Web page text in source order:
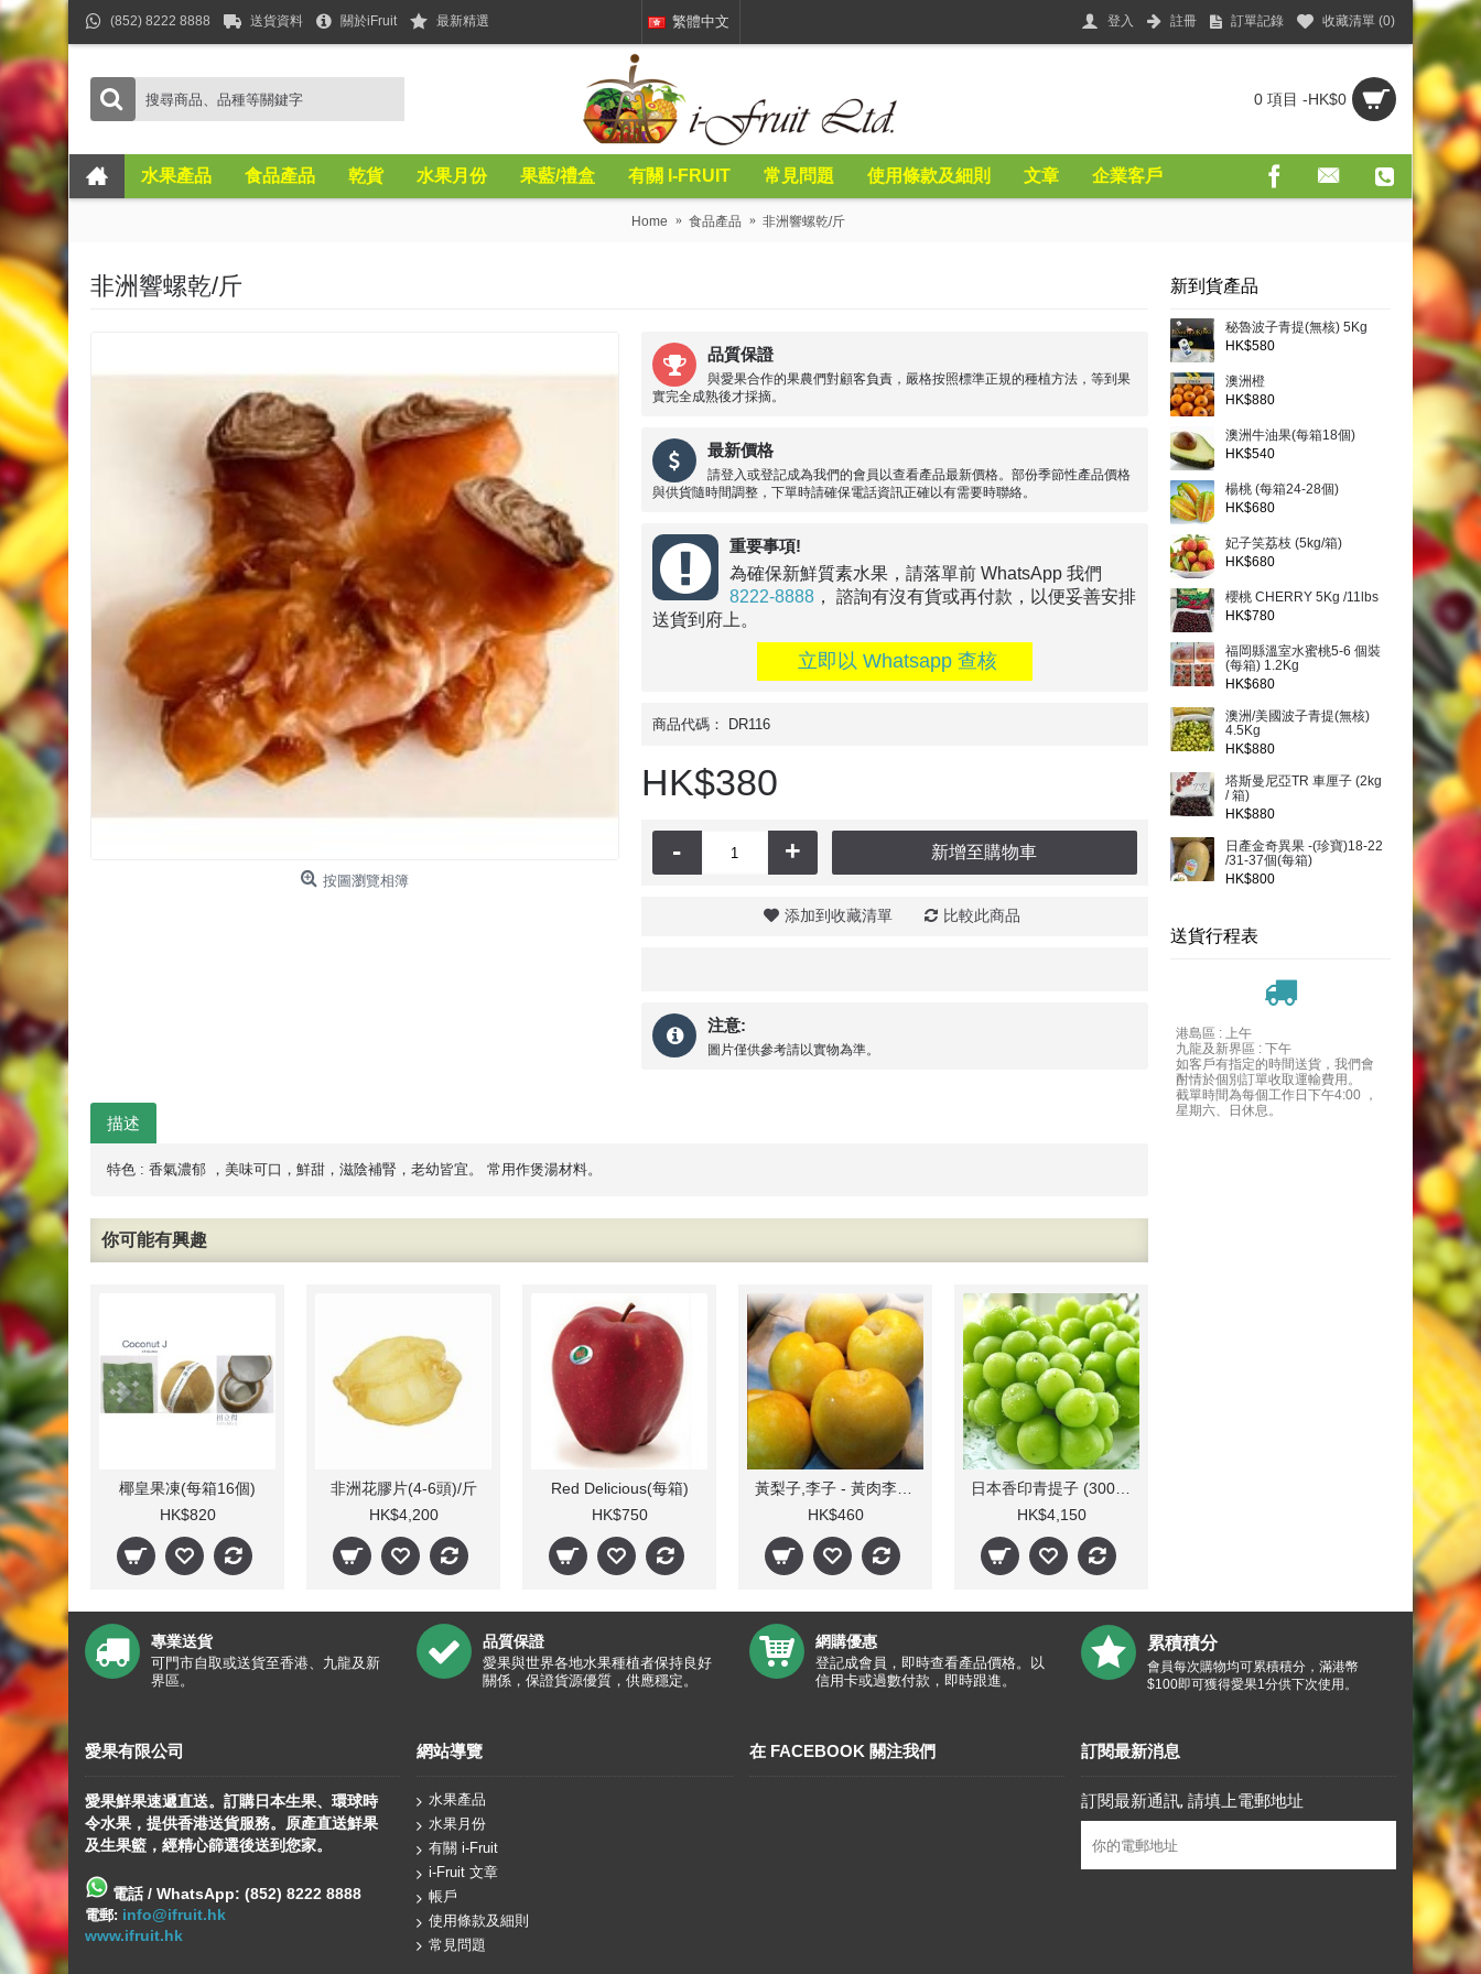
(852) 8222 8888 送貨資料 關於iFruit 最新精選 繁體中文 登入 註冊 訂單記錄 收藏清單 (0)
0 項目 -HK$0
水果產品 食品產品 乾貨 水果月份 果藍/禮盒 有關 I-FRUIT 常見問題 使用條款及細則 文章 企業客戶
Home 食品產品 非洲響螺乾/斤
新到貨產品
秘魯波子青提(無核) 5Kg
HK$580
澳洲橙
HK$880
澳洲牛油果(每箱18個)
HK$540
楊桃 (每箱24-28個)
HK$680
妃子笑荔枝 (5kg/箱)
HK$680
櫻桃 CHERRY 5Kg /11lbs
HK$780
福岡縣溫室水蜜桃5-6 個裝
(每箱) 1.2Kg
HK$680
澳洲/美國波子青提(無核)
4.5Kg
HK$880
塔斯曼尼亞TR 車厘子 (2kg
/ 箱)
HK$880
日產金奇異果 -(珍寶)18-22
/31-37個(每箱)
HK$800
送貨行程表
港島區 : 上午
九龍及新界區 : 下午
如客戶有指定的時間送貨，我們會
酎情於個別訂單收取運輸費用。
截單時間為每個工作日下午4:00 ，
星期六、日休息。
非洲響螺乾/斤
按圖瀏覽相簿
品質保證
與愛果合作的果農們對顧客負責，嚴格按照標準正規的種植方法，等到果
實完全成熟後才採摘。
最新價格
請登入或登記成為我們的會員以查看產品最新價格。部份季節性產品價格
與供貨隨時間調整，下單時請確保電話資訊正確以有需要時聯絡。
重要事項!
為確保新鮮質素水果，請落單前 WhatsApp 我們
8222-8888 ， 諮詢有沒有貨或再付款，以便妥善安排
送貨到府上。
立即以 Whatsapp 查核
商品代碼： DR116
HK$380
- + 新增至購物車
添加到收藏清單 比較此商品
注意:
圖片僅供參考請以實物為準。
描述
特色 : 香氣濃郁 ，美味可口，鮮甜，滋陰補腎，老幼皆宜。 常用作煲湯材料。
你可能有興趣
椰皇果凍(每箱16個)
HK$820
非洲花膠片(4-6頭)/斤
HK$4,200
Red Delicious(每箱)
HK$750
HK$460
HK$4,150
專業送貨
可門市自取或送貨至香港、九龍及新
界區。
品質保證
愛果與世界各地水果種植者保持良好
關係，保證貨源優質，供應穩定。
網購優惠
登記成會員，即時查看產品價格。以
信用卡或過數付款，即時跟進。
累積積分
會員每次購物均可累積積分，滿港幣
$100即可獲得愛果1分供下次使用。
愛果有限公司
愛果鮮果速遞直送。訂購日本生果、 環球時
令水果，提供香港送貨服務。原產直送鮮果
及生果籃，經精心篩選後送到您家。
電話 / WhatsApp: (852) 8222 8888
電郵: info@ifruit.hk
www.ifruit.hk
網站導覽
水果產品
水果月份
有關 i-Fruit
i-Fruit 文章
帳戶
使用條款及細則
常見問題
在 FACEBOOK 關注我們 訂閱最新消息
訂閱最新通訊, 請填上電郵地址